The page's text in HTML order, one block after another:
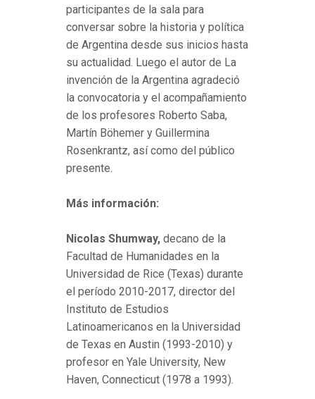
participantes de la sala para
conversar sobre la historia y política
de Argentina desde sus inicios hasta
su actualidad. Luego el autor de La
invención de la Argentina agradeció
la convocatoria y el acompañamiento
de los profesores Roberto Saba,
Martín Böhemer y Guillermina
Rosenkrantz, así como del público
presente.
Más información:
Nicolas Shumway, decano de la
Facultad de Humanidades en la
Universidad de Rice (Texas) durante
el período 2010-2017, director del
Instituto de Estudios
Latinoamericanos en la Universidad
de Texas en Austin (1993-2010) y
profesor en Yale University, New
Haven, Connecticut (1978 a 1993).